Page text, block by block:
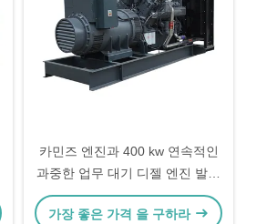
카민즈 엔진과 400 kw 연속적인
과중한 업무 대기 디젤 엔진 발전
기
가장 좋은 가격 을 구하라